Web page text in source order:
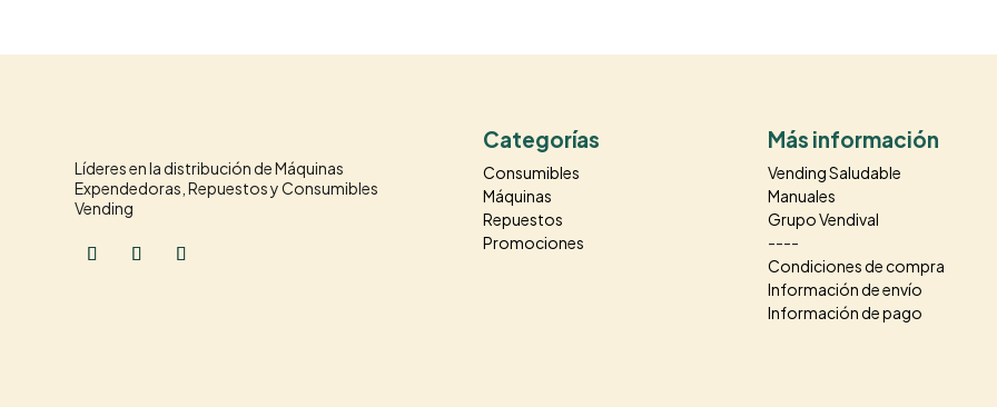
Líderes en la distribución de Máquinas
Expendedoras, Repuestos y Consumibles
Vending
Categorías
Consumibles
Máquinas
Repuestos
Promociones
Más información
Vending Saludable
Manuales
Grupo Vendival
----
Condiciones de compra
Información de envío
Información de pago